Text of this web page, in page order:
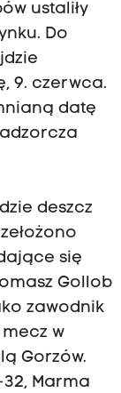
ustaliły
Do
9. czerwca.
datę
deszcz
się
Gollob
zawodnik
mecz w
Gorzów.
32, Marma